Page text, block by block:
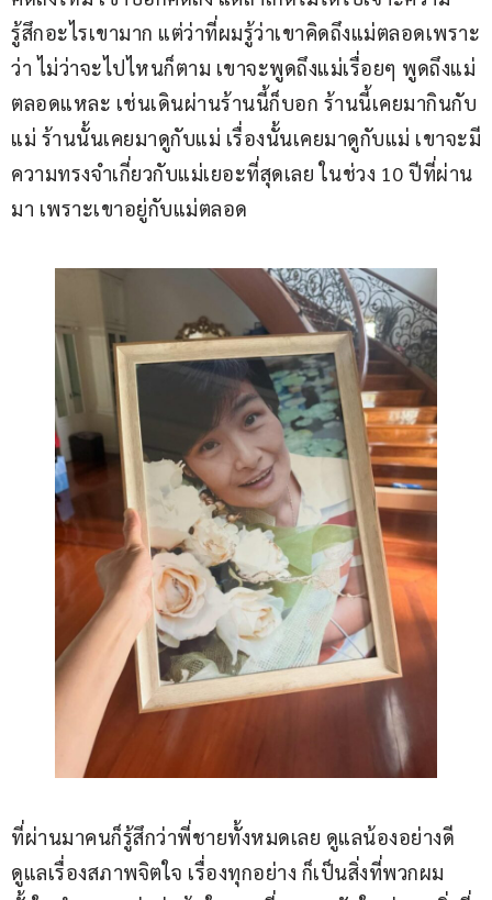
รู้สึกอะไรเขามาก แต่ว่าที่ผมรู้ว่าเขาคิดถึงแม่ตลอดเพราะ
ว่า ไม่ว่าจะไปไหนก็ตาม เขาจะพูดถึงแม่เรื่อยๆ พูดถึงแม่
ตลอดแหละ เช่นเดินผ่านร้านนี้ก็บอก ร้านนี้เคยมากินกับ
แม่ ร้านนั้นเคยมาดูกับแม่ เรื่องนั้นเคยมาดูกับแม่ เขาจะมี
ความทรงจำเกี่ยวกับแม่เยอะที่สุดเลย ในช่วง 10 ปีที่ผ่าน
มา เพราะเขาอยู่กับแม่ตลอด
ที่ผ่านมาคนก็รู้สึกว่าพี่ชายทั้งหมดเลย ดูแลน้องอย่างดี
ดูแลเรื่องสภาพจิตใจ เรื่องทุกอย่าง ก็เป็นสิ่งที่พวกผม